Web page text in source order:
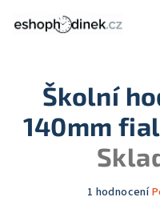
Školní
140mm
Průměrné
1 hodnocení